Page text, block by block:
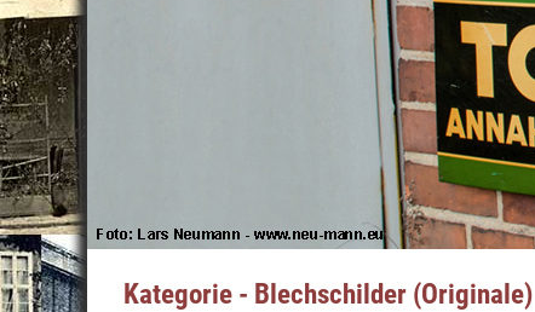
Kategorie - Blechschilder (Originale)